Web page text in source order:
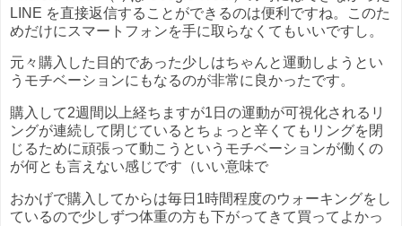
LINE を直接返信することができるのは便利ですね。このた
めだけにスマートフォンを手に取らなくてもいいですし。
元々購入した目的であった少しはちゃんと運動しようとい
うモチベーションにもなるのが非常に良かったです。
購入して2週間以上経ちますが1日の運動が可視化されるリ
ングが連続して閉じているとちょっと辛くてもリングを閉
じるために頑張って動こうというモチベーションが働くの
が何とも言えない感じです（いい意味で
おかげで購入してからは毎日1時間程度のウォーキングをし
ているので少しずつ体重の方も下がってきて買ってよかっ